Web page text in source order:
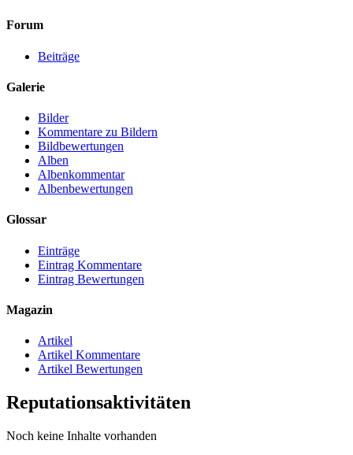
Forum
Beiträge
Galerie
Bilder
Kommentare zu Bildern
Bildbewertungen
Alben
Albenkommentar
Albenbewertungen
Glossar
Einträge
Eintrag Kommentare
Eintrag Bewertungen
Magazin
Artikel
Artikel Kommentare
Artikel Bewertungen
Reputationsaktivitäten
Noch keine Inhalte vorhanden